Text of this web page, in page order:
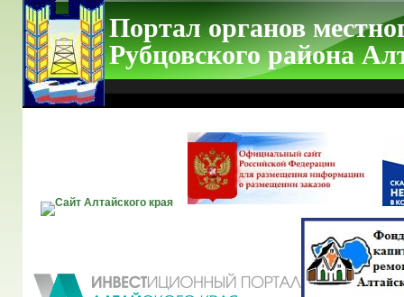
Портал органов
Рубцовского района